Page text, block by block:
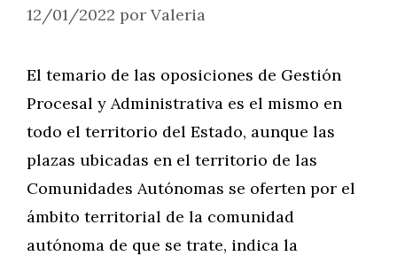
12/01/2022 por Valeria
El temario de las oposiciones de Gestión
Procesal y Administrativa es el mismo en
todo el territorio del Estado, aunque las
plazas ubicadas en el territorio de las
Comunidades Autónomas se oferten por el
ámbito territorial de la comunidad
autónoma de que se trate, indica la